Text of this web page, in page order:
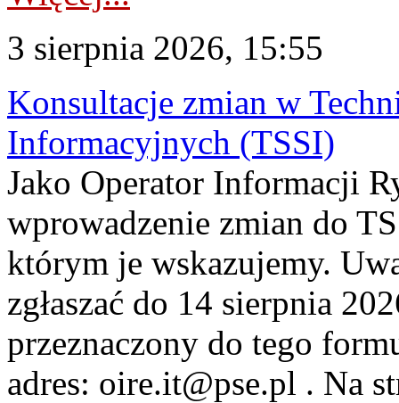
3 sierpnia 2026, 15:55
Konsultacje zmian w
Informacyjnych (TSSI)
Jako Operator Informacji
wprowadzenie zmian do
którym je wskazujemy.
zgłaszać do 14 sierpnia
przeznaczony do tego
adres: oire.it@pse.pl . Na